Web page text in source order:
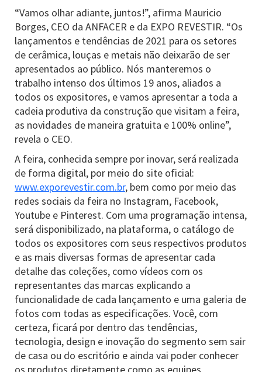
“Vamos olhar adiante, juntos!”, afirma Mauricio
Borges, CEO da ANFACER e da EXPO REVESTIR. “Os
lançamentos e tendências de 2021 para os setores
de cerâmica, louças e metais não deixarão de ser
apresentados ao público. Nós manteremos o
trabalho intenso dos últimos 19 anos, aliados a
todos os expositores, e vamos apresentar a toda a
cadeia produtiva da construção que visitam a feira,
as novidades de maneira gratuita e 100% online”,
revela o CEO.
A feira, conhecida sempre por inovar, será realizada
de forma digital, por meio do site oficial:
www.exporevestir.com.br, bem como por meio das
redes sociais da feira no Instagram, Facebook,
Youtube e Pinterest. Com uma programação intensa,
será disponibilizado, na plataforma, o catálogo de
todos os expositores com seus respectivos produtos
e as mais diversas formas de apresentar cada
detalhe das coleções, como vídeos com os
representantes das marcas explicando a
funcionalidade de cada lançamento e uma galeria de
fotos com todas as especificações. Você, com
certeza, ficará por dentro das tendências,
tecnologia, design e inovação do segmento sem sair
de casa ou do escritório e ainda vai poder conhecer